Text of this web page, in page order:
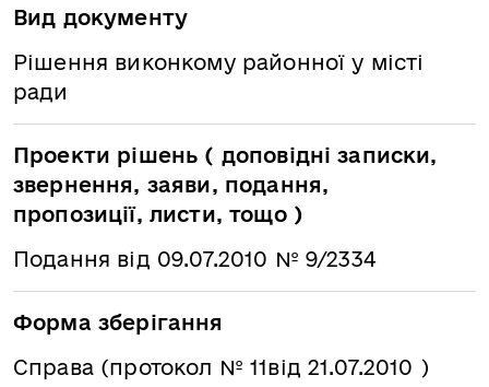
Вид документу
Рішення виконкому районної у місті
ради
Проекти рішень ( доповідні записки,
звернення, заяви, подання,
пропозиції, листи, тощо )
Подання від 09.07.2010 № 9/2334
Форма зберігання
Справа (протокол № 11від 21.07.2010 )